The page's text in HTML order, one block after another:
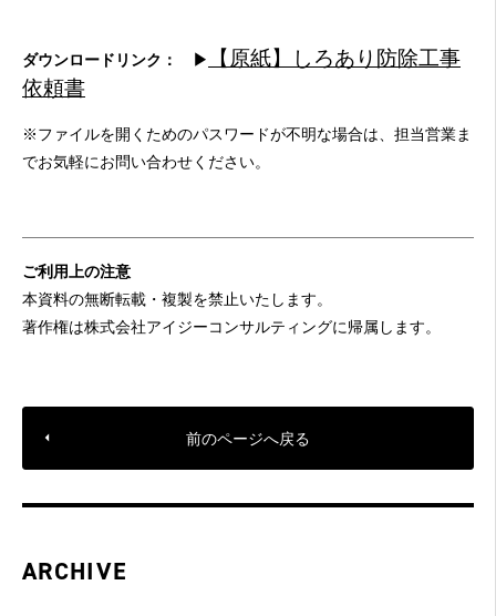
ダウンロードリンク： ▶
【原紙】しろあり防除工事
依頼書
※ファイルを開くためのパスワードが不明な場合は、担当営業ま
でお気軽にお問い合わせください。
ご利用上の注意
本資料の無断転載・複製を禁止いたします。
著作権は株式会社アイジーコンサルティングに帰属します。
前のページへ戻る
ARCHIVE